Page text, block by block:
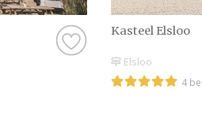
Kasteel Elsloo
Elsloo
4